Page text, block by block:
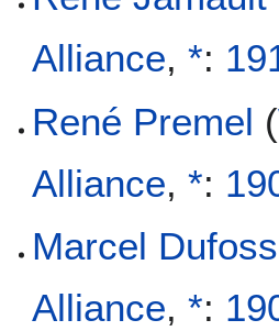
Alliance,*:
René Premel (
Alliance,*:
Marcel
Alliance,*: